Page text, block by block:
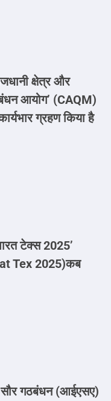
क्षेत्र और
आयोग’ (CAQM)
ग्रहण किया है
टेक्स 2025’
Tex 2025)कब
सौर गठबंधन (आईएसए)